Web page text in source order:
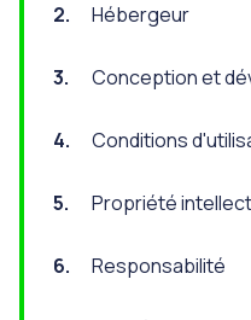
2. Hébergeur
3. Conception et
4. Conditions
5. Propriété
6. Responsabilité